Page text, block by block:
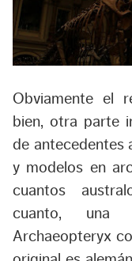
Obviamente el
bien, otra parte
de antecedentes
y modelos en
cuantos
cuanto, una
Archaeopteryx